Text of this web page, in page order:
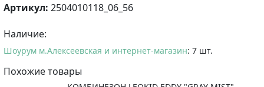
Артикул: 2504010118_06_56
Наличие:
Шоурум м.Алексеевская и интернет-магазин: 7 шт.
Похожие товары